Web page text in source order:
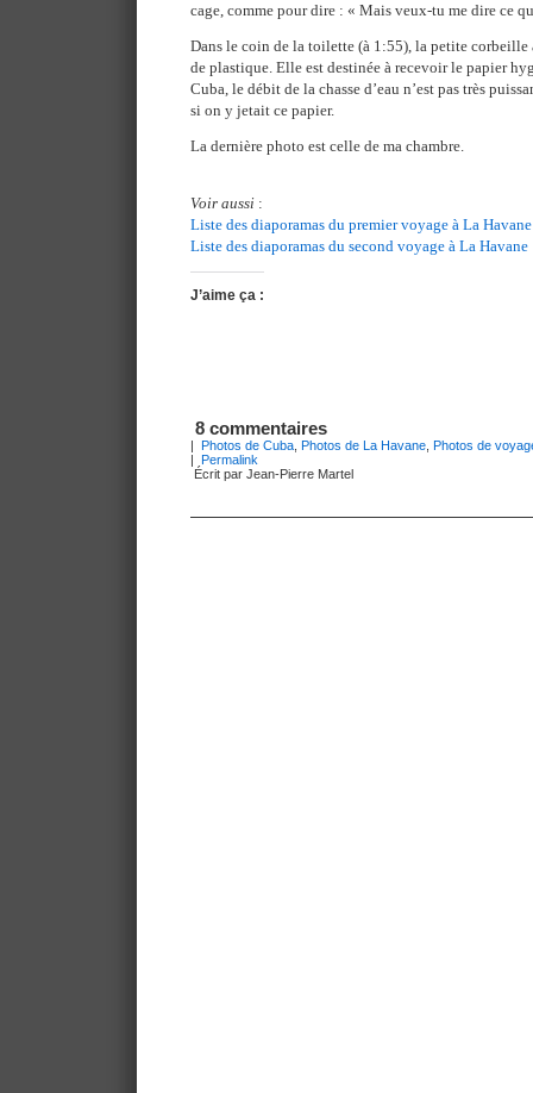
cage, comme pour dire : « Mais veux-tu me dire ce
Dans le coin de la toilette (à 1:55), la petite corbeille
de plastique. Elle est destinée à recevoir le papier
Cuba, le débit de la chasse d’eau n’est pas très
si on y jetait ce papier.
La dernière photo est celle de ma chambre.
Voir aussi :
Liste des diaporamas du premier voyage à La Havane
Liste des diaporamas du second voyage à La Havane
J’aime ça :
8 commentaires
| Photos de Cuba Photos de La Havane Photos de
| Permalink
Écrit par Jean-Pierre Martel